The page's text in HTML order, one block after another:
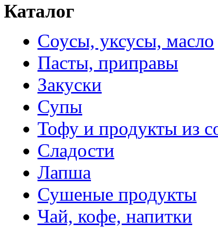
Каталог
Соусы, уксусы, масло
Пасты, приправы
Закуски
Супы
Тофу и продукты из
Сладости
Лапша
Сушеные продукты
Чай, кофе, напитки